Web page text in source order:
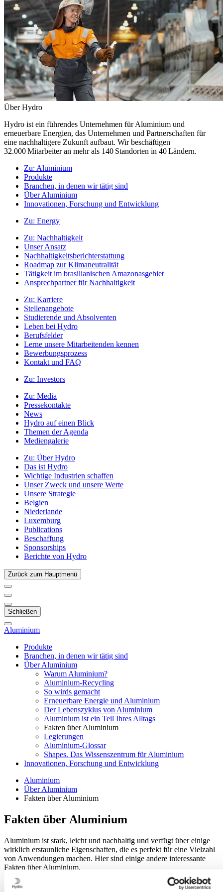
Über Hydro
Hydro ist ein führendes Unternehmen für Aluminium und
erneuerbare Energien, das Unternehmen und Partnerschaften für
eine nachhaltigere Zukunft aufbaut. Wir beschäftigen
32.000 Mitarbeiter an mehr als 140 Standorten in 40 Ländern.
Zu: Aluminium
Produkte
Branchen, in denen wir tätig sind
Über Aluminium
Innovationen, Forschung und Entwicklung
Zu: Energy
Zu: Nachhaltigkeit
Unser Ansatz
Nachhaltigkeitsberichterstattung
Roadmap zur Klimaneutralität
Tätigkeit im brasilianischen Amazonasgebiet
Ansprechpartner für Nachhaltigkeit
Zu: Karriere
Stellenangebote
Studierende und Absolventen
Leben bei Hydro
Berufsfelder
Lerne unsere Mitarbeitenden kennen
Bewerbungsprozess
Kontakt und FAQ
Zu: Investors
Zu: Media
Pressekontakte
News
Hydro auf einen Blick
Themen der Agenda
Mediengalerie
Zu: Über Hydro
Das ist Hydro
Wichtige Industrien schaffen
Unser Zweck und unsere Werte
Unsere Strategie
Belgien
Niederlande
Luxemburg
Publications
Beschaffung
Sponsorships
Berichte von Hydro
Zurück zum Hauptmenü
Schließen
Aluminium
Produkte
Branchen, in denen wir tätig sind
Über Aluminium
Warum Aluminium?
Aluminium-Recycling
So wirds gemacht
Erneuerbare Energie und Aluminium
Der Lebenszyklus von Aluminium
Aluminium ist ein Teil Ihres Alltags
Fakten über Aluminium
Legierungen
Aluminium-Glossar
Shapes. Das Wissenszentrum für Aluminium
Innovationen, Forschung und Entwicklung
Aluminium
Über Aluminium
Fakten über Aluminium
Fakten über Aluminium
Aluminium ist stark, leicht und nachhaltig und verfügt über einige
wirklich erstaunliche Eigenschaften, die es perfekt für eine Vielzahl
von Anwendungen machen. Hier sind einige andere interessante
Fakten über Aluminium.